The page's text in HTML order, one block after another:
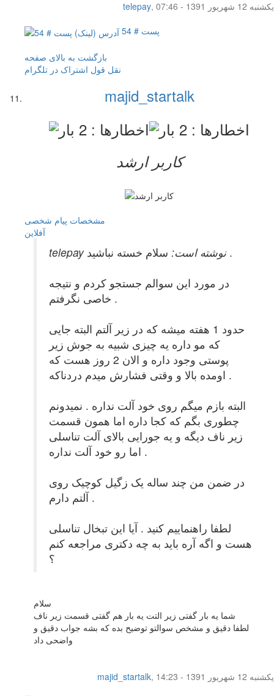
telepay,
یکشنبه 12 شهریور 1391 - 07:46
پست # 54
بازگشت به بالای صفحه
نقل قول اشتراک در تلگرام
majid_startalk
کاربر ارشد
مشخصات پیام شخصی
آفلاين
telepay نوشته است:سلام خسته نباشید .
در مورد این سوالم جستجو کردم و نتیجه
خاصی نگرفتم .
حدود 1 هفته میشه که در زیر آلتم البته جایی
که مو داره یه چیزی شبیه به جوش زیر
پوستی وجود داره و الان 2 روز هست که
اومده بالا و وقتی فشارش میدم دردناکه .
البته بازم میگم روی خود آلت نداره . نمیدونم
چطوری بگم که کجا داره اما همون قسمت
زیر ناف دیگه و یه جورایی بالای آلت تناسلی
اما رو خود آلت نداره .
در ضمن من چند ساله یک زگیل کوچیک روی
آلتم دارم .
لطفا راهنماییم کنید . آیا این تبخال تناسلی
هست و اگه آره باید به چه دکتری مراجعه کنم
؟
سلام
شما یه بار گفتی زیر التت یه بار هم گفتی قسمت زیر ناف
لطفا دقیق و مشخص سوالتو توضیح بده که بشه جواب دقیق و
واضحی داد
majid_startalk,
یکشنبه 12 شهریور 1391 - 14:23